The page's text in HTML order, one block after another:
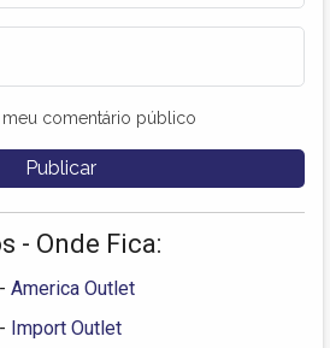
comentário público
- Onde Fica:
- America Outlet
- Import Outlet